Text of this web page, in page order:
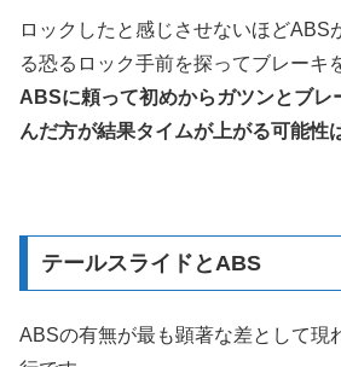
ロックしたと感じさせないほどABS
る恐るロック手前を探ってブレーキ
ABSに頼って初めからガツンとブレ
んだ方が結果タイムが上がる可能性
テールスライドとABS
ABSの有無が最も顕著な差として現